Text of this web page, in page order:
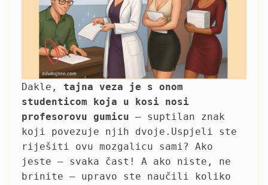
Dakle, tajna veza je s onom
studenticom koja u kosi nosi
profesorovu gumicu – suptilan znak
koji povezuje njih dvoje.Uspjeli ste
riješiti ovu mozgalicu sami? Ako
jeste – svaka čast! A ako niste, ne
brinite – upravo ste naučili koliko